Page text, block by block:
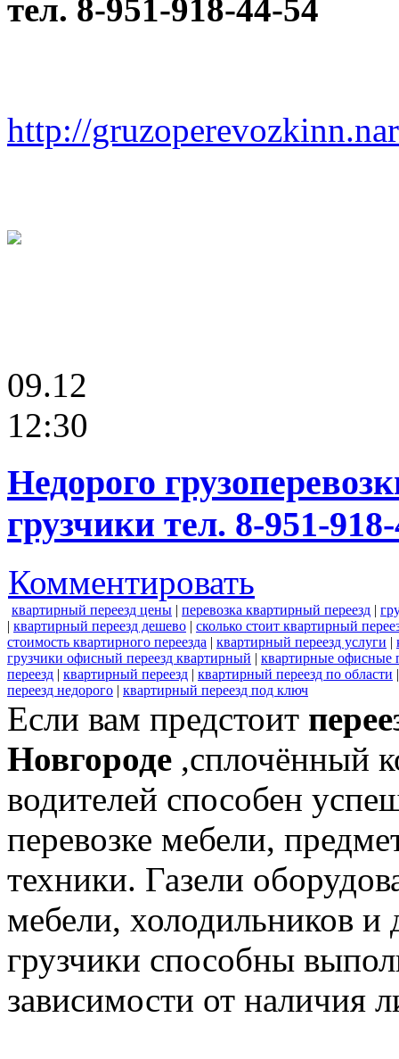
тел. 8-951-918-44-54
http://
09.12
12:30
Недорого
грузчики тел. 8-951-
Комментировать
квартирный переезд цены | перевозка квартирный переезд |
| квартирный переезд дешево | сколько стоит квартирный
стоимость квартирного переезда | квартирный переезд услуги |
грузчики офисный переезд квартирный | квартирные офисные
переезд | квартирный переезд | квартирный переезд по области
переезд недорого | квартирный переезд под ключ
Если вам предстоит
Новгороде ,сплочённый
водителей способен
перевозке мебели,
техники. Газели
мебели, холодильников
грузчики способны
зависимости от наличия